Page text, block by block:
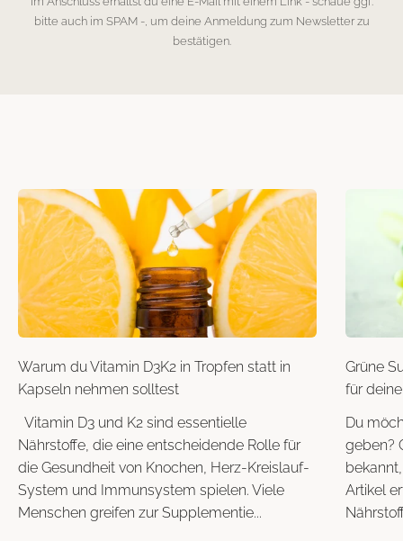
bitte auch im SPAM -, um deine Anmeldung zum Newsletter zu
bestätigen.
Warum du Vitamin D3K2 in Tropfen statt in
Kapseln nehmen solltest
Vitamin D3 und K2 sind essentielle
Nährstoffe, die eine entscheidende Rolle für
die Gesundheit von Knochen, Herz-Kreislauf-
System und Immunsystem spielen. Viele
Menschen greifen zur Supplementie...
Grüne
für
Du
geben?
Artikel